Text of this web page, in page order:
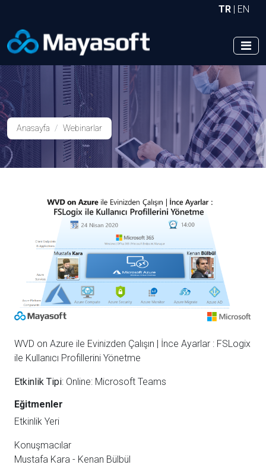
TR | EN
Anasayfa Webinarlar
WVD on Azure ile Evinizden Çalışın | İnce Ayarlar : FSLogix
ile Kullanıcı Profillerini Yönetme
Etkinlik Tipi: Online: Microsoft Teams
Eğitmenler
Etkinlik Yeri
Konuşmacılar
Mustafa Kara - Kenan Bülbül
Mayasoft Assistant